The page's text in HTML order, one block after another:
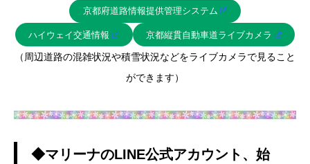
京都府道路情報提供管理システム
ハイウェイ交通情報 京都縦貫自動車道ライブカメラ
（周辺道路の混雑状況や積雪状況などをライブカメラで見ること
ができます）
◆マリーナのLINE公式アカウント、始